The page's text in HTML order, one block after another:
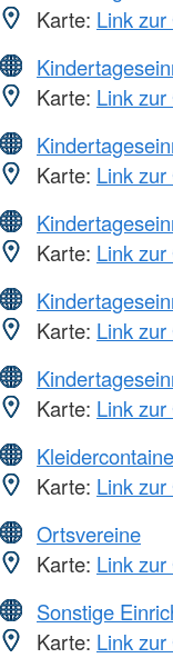
Karte: Link
Karte: Link
Karte: Link
Karte: Link
Karte: Link
Karte: Link
Karte: Link
Ortsvereine
Karte: Link
Sonstige
Karte: Link